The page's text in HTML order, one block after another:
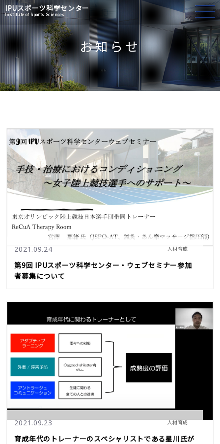
IPUスポーツ科学センター
Institute of Sports Sciences
お知らせ
2021.09.24 人材育成
第9回 IPUスポーツ科学センター・ウェブセミナー参加
者募集について
2021.09.23 人材育成
育成年代のトレーナーのスペシャリストである星川氏が